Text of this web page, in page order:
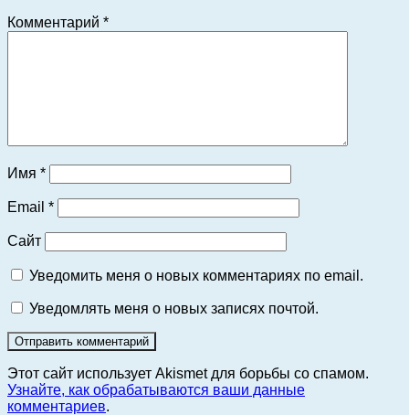
Комментарий *
Имя *
Email *
Сайт
Уведомить меня о новых комментариях по email.
Уведомлять меня о новых записях почтой.
Этот сайт использует Akismet для борьбы со спамом.
Узнайте, как обрабатываются ваши данные
комментариев.